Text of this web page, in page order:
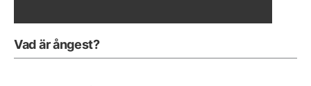
Vad är ångest?